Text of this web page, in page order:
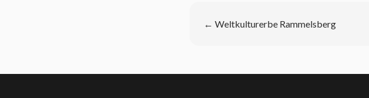
← Weltkulturerbe Rammelsberg